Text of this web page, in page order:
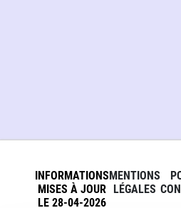
INFORMATIONS
MISES À JOUR
LE 28-04-2026
MENTIONS
LÉGALES